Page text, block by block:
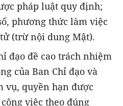
pháp luật quy định;
phương thức làm việc
(trừ nội dung Mật).
đạo đề cao trách nhiệm
của Ban Chỉ đạo và
vụ, quyền hạn được
việc theo đúng